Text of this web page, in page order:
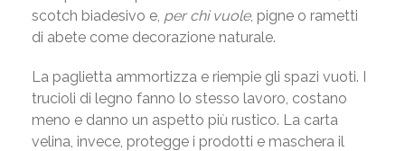
scotch biadesivo e, per chi vuole, pigne o rametti
di abete come decorazione naturale.
La paglietta ammortizza e riempie gli spazi vuoti. I
trucioli di legno fanno lo stesso lavoro, costano
meno e danno un aspetto più rustico. La carta
velina, invece, protegge i prodotti e maschera il